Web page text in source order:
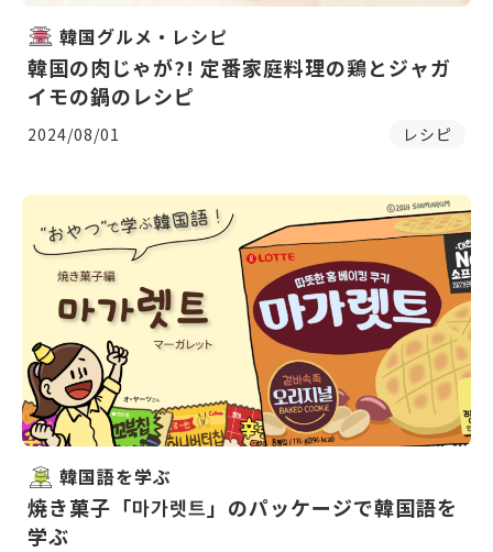
韓国グルメ・レシピ
韓国の肉じゃが?! 定番家庭料理の鶏とジャガ
イモの鍋のレシピ
2024/08/01 レシピ
韓国語を学ぶ
焼き菓子「마가렛트」のパッケージで韓国語を
学ぶ